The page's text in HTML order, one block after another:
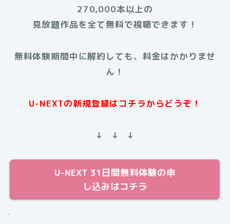
270,000本以上の
見放題作品を全て無料で視聴できます！
無料体験期間中に解約しても、料金はかかりませ
ん！
U-NEXTの新規登録はコチラからどうぞ！
↓ ↓ ↓
U-NEXT 31日間無料体験の申
し込みはコチラ
.